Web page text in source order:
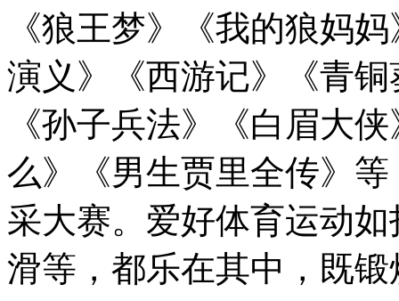
《狼王梦》《我的狼妈
演义》《西游记》《青
《孙子兵法》《白眉大
么》《男生贾里全传》
采大赛。爱好体育运动
滑等，都乐在其中，既